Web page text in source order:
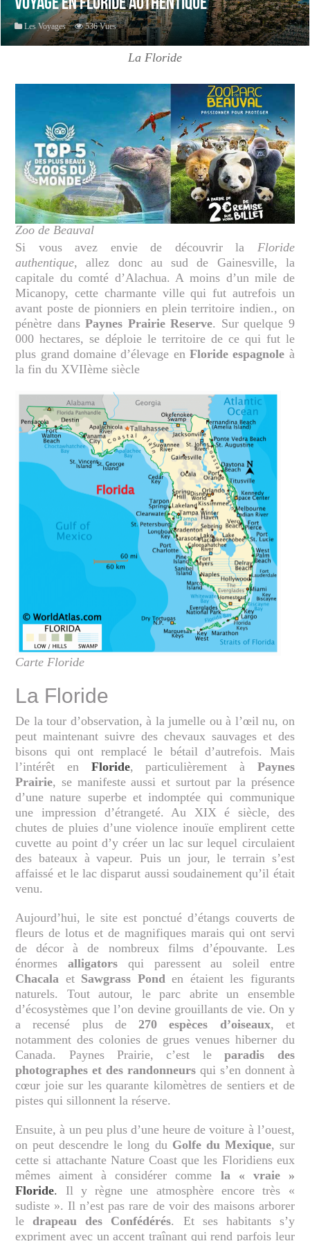
Voyage en Floride Authentique
Les Voyages 536 Vues
La Floride
Zoo de Beauval
Si vous avez envie de découvrir la Floride
authentique, allez donc au sud de Gainesville, la
capitale du comté d’Alachua. A moins d’un mile de
Micanopy, cette charmante ville qui fut autrefois un
avant poste de pionniers en plein territoire indien., on
pénètre dansPaynes Prairie Reserve. Sur quelque 9
000 hectares, se déploie le territoire de ce qui fut le
plus grand domaine d’élevage enFloride espagnole à
la fin du XVIIème siècle
Carte Floride
La Floride
De la tour d’observation, à la jumelle ou à l’œil nu, on
peut maintenant suivre des chevaux sauvages et des
bisons qui ont remplacé le bétail d’autrefois. Mais
l’intérêt en Floride, particulièrement à Paynes
Prairie, se manifeste aussi et surtout par la présence
d’une nature superbe et indomptée qui communique
une impression d’étrangeté. Au XIX é siècle, des
chutes de pluies d’une violence inouïe emplirent cette
cuvette au point d’y créer un lac sur lequel circulaient
des bateaux à vapeur. Puis un jour, le terrain s’est
affaissé et le lac disparut aussi soudainement qu’il était
venu.
Aujourd’hui, le site est ponctué d’étangs couverts de
fleurs de lotus et de magnifiques marais qui ont servi
de décor à de nombreux films d’épouvante. Les
énormes alligators qui paressent au soleil entre
Chacala et Sawgrass Pond en étaient les figurants
naturels. Tout autour, le parc abrite un ensemble
d’écosystèmes que l’on devine grouillants de vie. On y
a recensé plus de 270 espèces d’oiseaux, et
notamment des colonies de grues venues hiberner du
Canada. Paynes Prairie, c’est leparadis des
photographes et des randonneurs qui s’en donnent à
cœur joie sur les quarante kilomètres de sentiers et de
pistes qui sillonnent la réserve.
Ensuite, à un peu plus d’une heure de voiture à l’ouest,
on peut descendre le long du Golfe du Mexique, sur
cette si attachante Nature Coast que les Floridiens eux
mêmes aiment à considérer comme la « vraie »
Floride. Il y règne une atmosphère encore très «
sudiste ». Il n’est pas rare de voir des maisons arborer
ledrapeau des Confédérés. Et ses habitants s’y
expriment avec un accent traînant qui rend parfois leur